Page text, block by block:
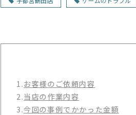
1.お客様のご依頼内容
2.当店の作業内容
3.今回の事例でかかった金額